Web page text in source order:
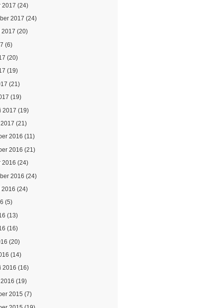
2017 (24)
2017 (24)
2017 (20)
(6)
(20)
(19)
(21)
(19)
2017 (19)
(21)
2016 (11)
2016 (21)
2016 (24)
2016 (24)
2016 (24)
(5)
(13)
(16)
(20)
(14)
2016 (16)
(19)
2015 (7)